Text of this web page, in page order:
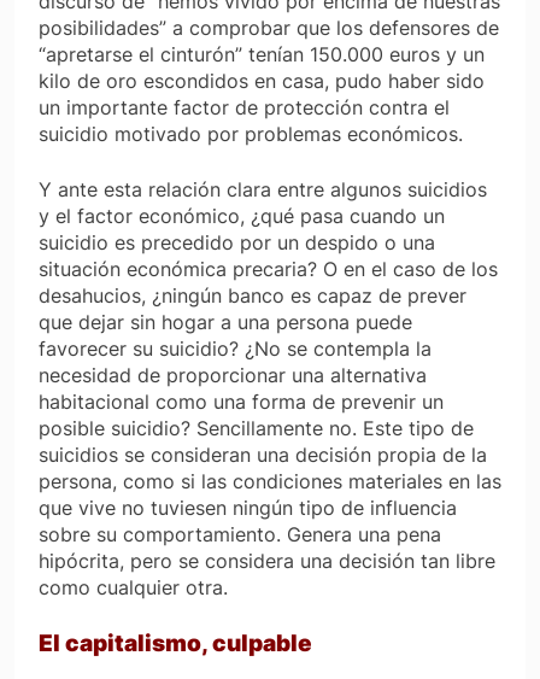
posibilidades” a comprobar que los defensores de
“apretarse el cinturón” tenían 150.000 euros y un
kilo de oro escondidos en casa, pudo haber sido
un importante factor de protección contra el
suicidio motivado por problemas económicos.
Y ante esta relación clara entre algunos suicidios
y el factor económico, ¿qué pasa cuando un
suicidio es precedido por un despido o una
situación económica precaria? O en el caso de los
desahucios, ¿ningún banco es capaz de prever
que dejar sin hogar a una persona puede
favorecer su suicidio? ¿No se contempla la
necesidad de proporcionar una alternativa
habitacional como una forma de prevenir un
posible suicidio? Sencillamente no. Este tipo de
suicidios se consideran una decisión propia de la
persona, como si las condiciones materiales en las
que vive no tuviesen ningún tipo de influencia
sobre su comportamiento. Genera una pena
hipócrita, pero se considera una decisión tan libre
como cualquier otra.
El capitalismo, culpable